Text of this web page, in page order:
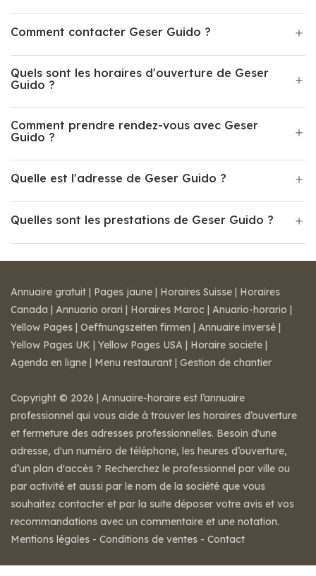
Comment contacter Geser Guido ?
Quels sont les horaires d'ouverture de Geser
Guido ?
Comment prendre rendez-vous avec Geser
Guido ?
Quelle est l'adresse de Geser Guido ?
Quelles sont les prestations de Geser Guido ?
Annuaire gratuit | Pages jaune | Horaires Suisse | Horaires
Canada | Annuario orari | Horaires Maroc | Anuario-horario |
Yellow Pages | Oeffnungszeiten firmen | Annuaire inversé |
Yellow Pages UK | Yellow Pages USA | Horaire societe |
Agenda en ligne | Menu restaurant | Gestion de chantier
Copyright © 2026 | Annuaire-horaire est l’annuaire
professionnel qui vous aide à trouver les horaires d’ouverture
et fermeture des adresses professionnelles. Besoin d'une
adresse, d'un numéro de téléphone, les heures d’ouverture,
d’un plan d'accès ? Recherchez le professionnel par ville ou
par activité et aussi par le nom de la société que vous
souhaitez contacter et par la suite déposer votre avis et vos
recommandations avec un commentaire et une notation.
Mentions légales - Conditions de ventes - Contact